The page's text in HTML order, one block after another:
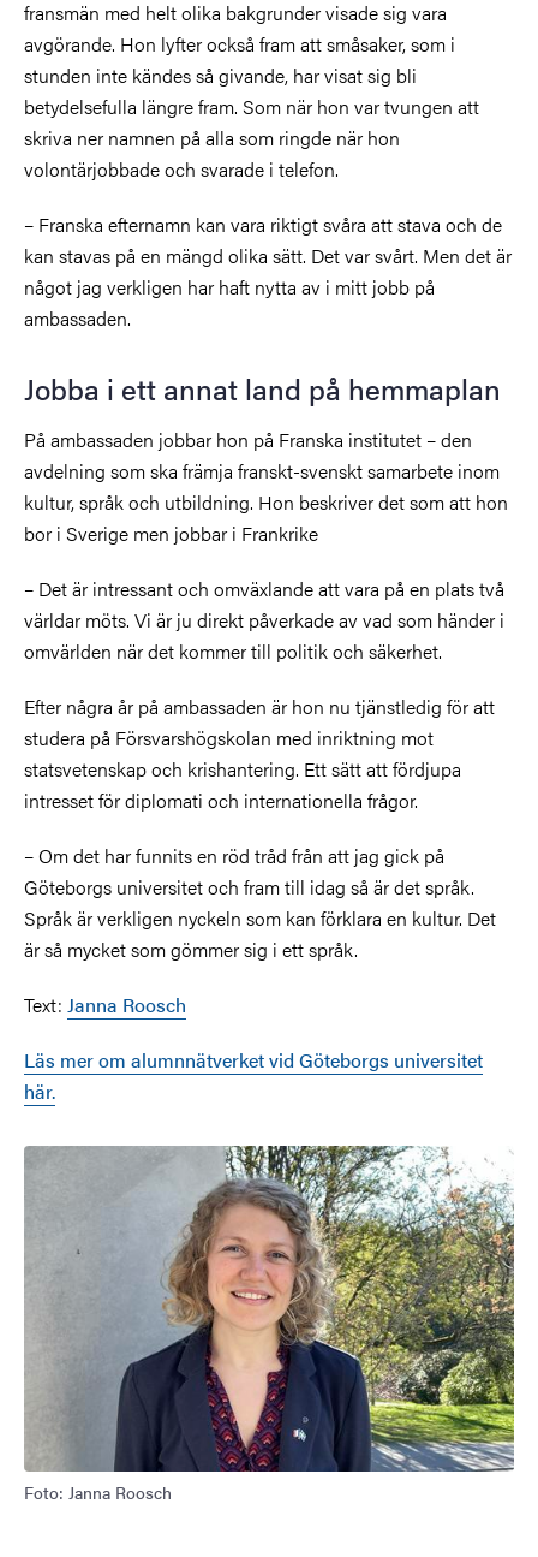
fransmän med helt olika bakgrunder visade sig vara
avgörande. Hon lyfter också fram att småsaker, som i
stunden inte kändes så givande, har visat sig bli
betydelsefulla längre fram. Som när hon var tvungen att
skriva ner namnen på alla som ringde när hon
volontärjobbade och svarade i telefon.
– Franska efternamn kan vara riktigt svåra att stava och de
kan stavas på en mängd olika sätt. Det var svårt. Men det är
något jag verkligen har haft nytta av i mitt jobb på
ambassaden.
Jobba i ett annat land på hemmaplan
På ambassaden jobbar hon på Franska institutet – den
avdelning som ska främja franskt-svenskt samarbete inom
kultur, språk och utbildning. Hon beskriver det som att hon
bor i Sverige men jobbar i Frankrike
– Det är intressant och omväxlande att vara på en plats två
världar möts. Vi är ju direkt påverkade av vad som händer i
omvärlden när det kommer till politik och säkerhet.
Efter några år på ambassaden är hon nu tjänstledig för att
studera på Försvarshögskolan med inriktning mot
statsvetenskap och krishantering. Ett sätt att fördjupa
intresset för diplomati och internationella frågor.
– Om det har funnits en röd tråd från att jag gick på
Göteborgs universitet och fram till idag så är det språk.
Språk är verkligen nyckeln som kan förklara en kultur. Det
är så mycket som gömmer sig i ett språk.
Text: Janna Roosch
Läs mer om alumnnätverket vid Göteborgs universitet
här.
Bild
Foto: Janna Roosch